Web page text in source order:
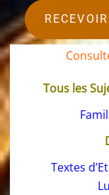
Tous les
Textes